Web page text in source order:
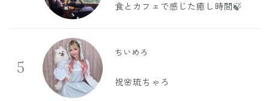
食とカフェで感じた癒し時間🍃
5
ちいめろ
祝🌸琉ちゃろ